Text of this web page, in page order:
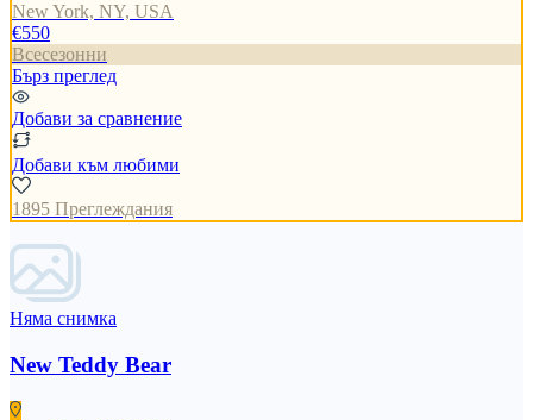
New York, NY, USA
€550
Всесезонни
Бърз преглед
Добави за сравнение
Добави към любими
1895 Преглеждания
Няма снимка
New Teddy Bear